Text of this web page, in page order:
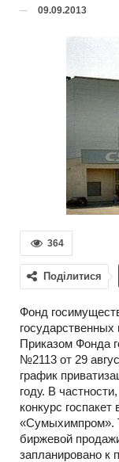
09.09.2013
364
Поділитися
Фонд
государственных
Приказом Фонда
№2113 от 29
график
году. В
конкурс
«Сумыхимпром».
биржевой
запланировано к